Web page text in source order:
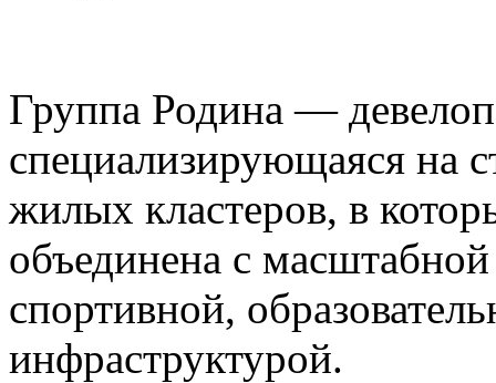
Группа Родина —
специализирующаяся на
жилых кластеров, в
объединена с
спортивной,
инфраструктурой.